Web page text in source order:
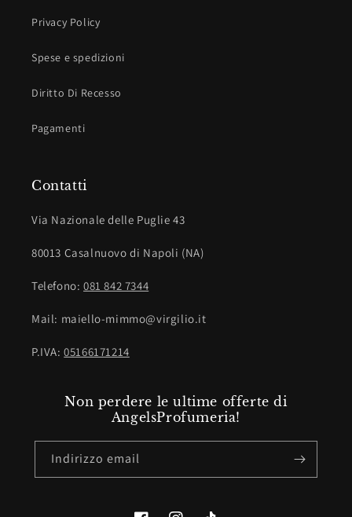
Privacy Policy
Spese e spedizioni
Diritto Di Recesso
Pagamenti
Contatti
Via Nazionale delle Puglie 43
80013 Casalnuovo di Napoli (NA)
Telefono: 081 842 7344
Mail: maiello-mimmo@virgilio.it
P.IVA:05166171214
Non perdere le ultime offerte di
AngelsProfumeria!
Indirizzo email